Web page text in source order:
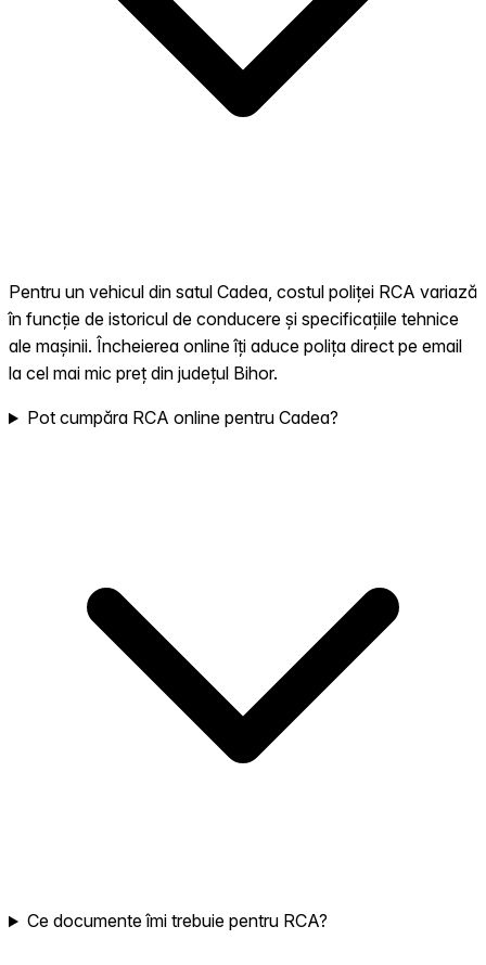
Pentru un vehicul din satul Cadea, costul poliței RCA variază
în funcție de istoricul de conducere și specificațiile tehnice
ale mașinii. Încheierea online îți aduce polița direct pe email
la cel mai mic preț din județul Bihor.
Pot cumpăra RCA online pentru Cadea?
Ce documente îmi trebuie pentru RCA?